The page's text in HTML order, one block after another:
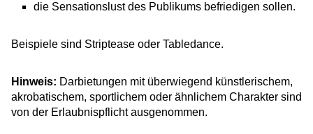
die Sensationslust des Publikums befriedigen sollen.
Beispiele sind Striptease oder Tabledance.
Hinweis: Darbietungen mit überwiegend künstlerischem,
akrobatischem, sportlichem oder ähnlichem Charakter sind
von der Erlaubnispflicht ausgenommen.